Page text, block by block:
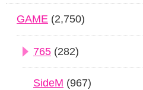
GAME (2,750)
765 (282)
SideM (967)